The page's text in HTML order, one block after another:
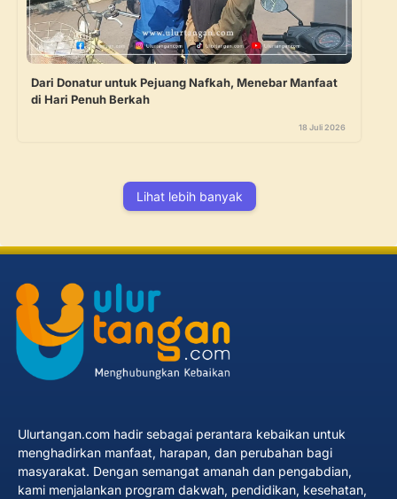
Dari Donatur untuk Pejuang Nafkah, Menebar Manfaat
di Hari Penuh Berkah
18 Juli 2026
Lihat lebih banyak
Ulurtangan.com hadir sebagai perantara kebaikan untuk
menghadirkan manfaat, harapan, dan perubahan bagi
masyarakat. Dengan semangat amanah dan pengabdian,
kami menjalankan program dakwah, pendidikan, kesehatan,